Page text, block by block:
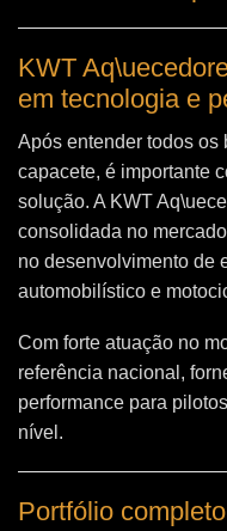
KWT
em tecnologia e
Após entender todos os
capacete, é importante
solução. A KWT
consolidada no
no desenvolvimento de
automobilístico e
Com forte atuação no
referência nacional,
performance para
nível.
Portfólio